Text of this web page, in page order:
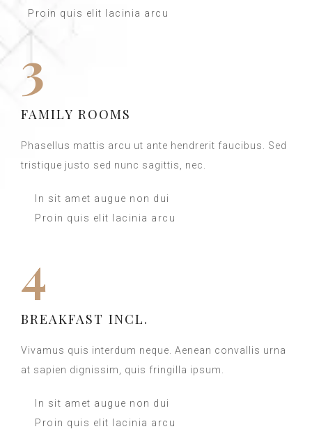
Proin quis elit lacinia arcu
3
FAMILY ROOMS
Phasellus mattis arcu ut ante hendrerit faucibus. Sed
tristique justo sed nunc sagittis, nec.
In sit amet augue non dui
Proin quis elit lacinia arcu
4
BREAKFAST INCL.
Vivamus quis interdum neque. Aenean convallis urna
at sapien dignissim, quis fringilla ipsum.
In sit amet augue non dui
Proin quis elit lacinia arcu